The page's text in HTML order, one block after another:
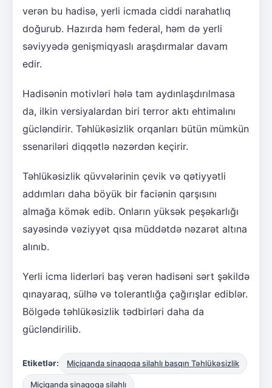
verən bu hadisə, yerli icmada ciddi narahatlıq
doğurub. Hazırda həm federal, həm də yerli
səviyyədə genişmiqyaslı araşdırmalar davam
edir.
Hadisənin motivləri hələ tam aydınlaşdırılmasa
da, ilkin versiyalardan biri terror aktı ehtimalını
gücləndirir. Təhlükəsizlik orqanları bütün mümkün
ssenariləri diqqətlə nəzərdən keçirir.
Təhlükəsizlik qüvvələrinin çevik və qətiyyətli
addımları daha böyük bir faciənin qarşısını
almağa kömək edib. Onların yüksək peşəkarlığı
sayəsində vəziyyət qısa müddətdə nəzarət altına
alınıb.
Yerli icma liderləri baş verən hadisəni sərt şəkildə
qınayaraq, sülhə və tolerantlığa çağırışlar ediblər.
Bölgədə təhlükəsizlik tədbirləri daha da
gücləndirilib.
Etiketlər: Miçiqanda sinaqoqa silahlı basqın Təhlükəsizlik
Miçiqanda sinaqoqa silahlı